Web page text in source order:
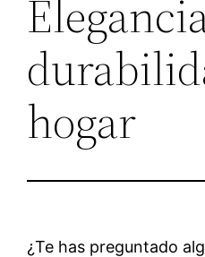
hogar
¿Te has preguntado